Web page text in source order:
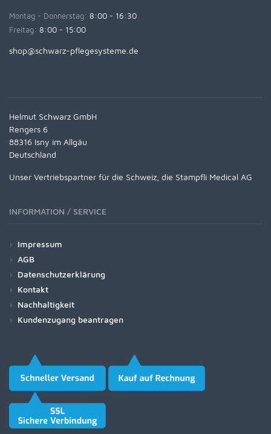
Montag - Donnerstag: 8:00 - 16:30
Freitag: 8:00 - 15:00
shop@schwarz-pflegesysteme.de
Helmut Schwarz GmbH
Rengers 6
88316 Isny im Allgäu
Deutschland
Unser Vertriebspartner für die Schweiz, die Stampfli Medical AG
INFORMATION / SERVICE
Impressum
AGB
Datenschutzerklärung
Kontakt
Nachhaltigkeit
Kundenzugang beantragen